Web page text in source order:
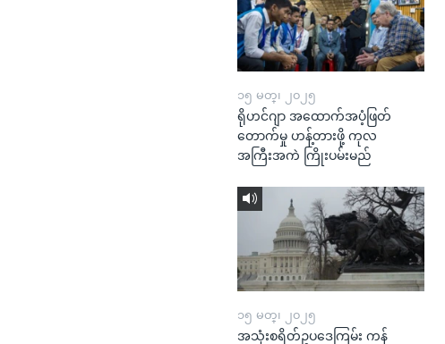
၁၅ မတ္၊ ၂၀၂၅
ရိုဟင်ဂျာ အထောက်အပံ့ဖြတ်
တောက်မှု ဟန့်တားဖို့ ကုလ
အကြီးအကဲ ကြိုးပမ်းမည်
၁၅ မတ္၊ ၂၀၂၅
အသုံးစရိတ်ဥပဒေကြမ်း ကန်